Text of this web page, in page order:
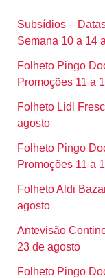
Subsídios –
Semana 10 a 14
Folheto Pingo
Promoções 11 a
Folheto Lidl
agosto
Folheto Pingo
Promoções 11 a
Folheto Aldi
agosto
Antevisão
23 de agosto
Folheto Pingo